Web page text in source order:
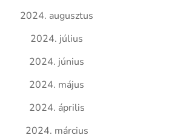
2024. augusztus
2024. július
2024. június
2024. május
2024. április
2024. március